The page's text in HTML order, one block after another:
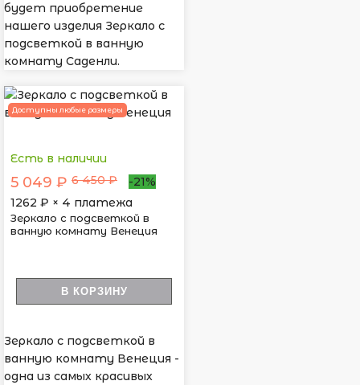
будет приобретение
нашего изделия Зеркало с
подсветкой в ванную
комнату Саденли.
Доступны любые размеры
Есть в наличии
5 049 ₽ 6 450 ₽
-21%
1262 ₽ × 4 платежа
Зеркало с подсветкой в
ванную комнату Венеция
В КОРЗИНУ
Зеркало с подсветкой в
ванную комнату Венеция -
одна из самых красивых